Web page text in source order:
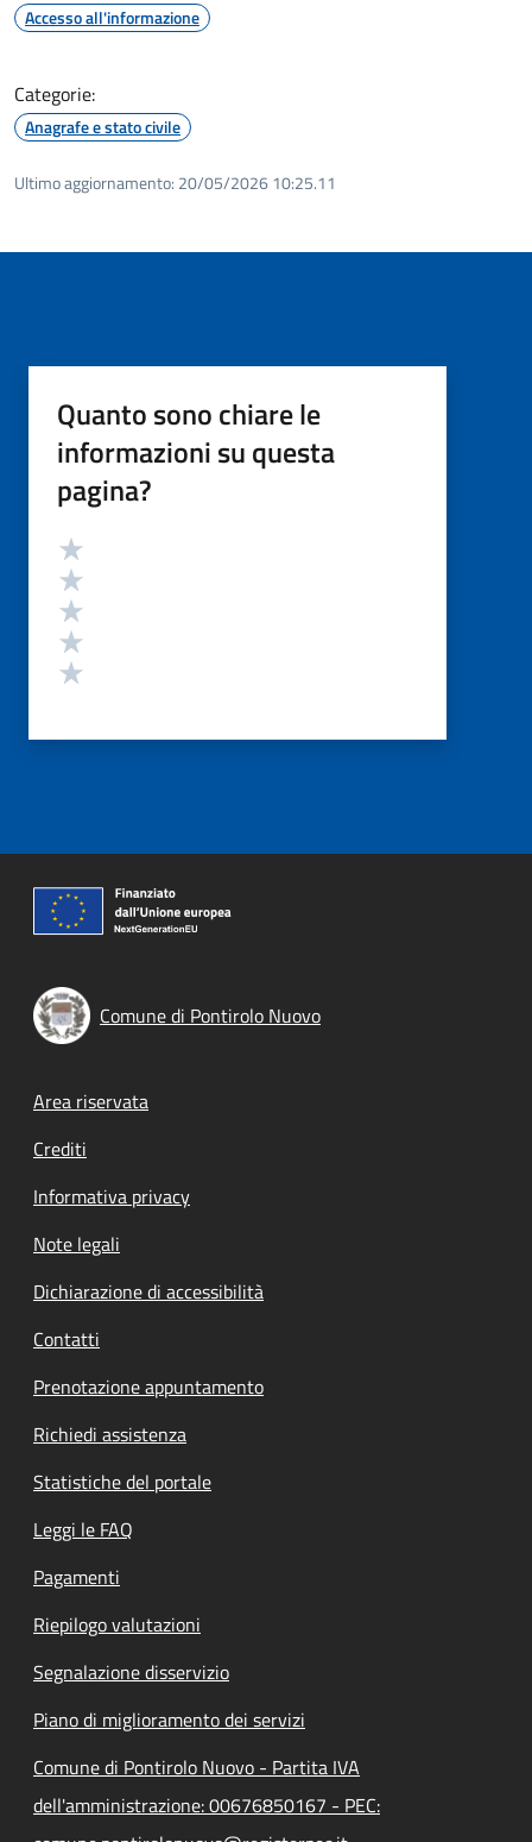
Accesso all'informazione
Categorie:
Anagrafe e stato civile
Ultimo aggiornamento: 20/05/2026 10:25.11
Quanto sono chiare le
informazioni su questa
pagina?
Valutazione
Comune di Pontirolo Nuovo
Footer menu
Area riservata
Crediti
Informativa privacy
Note legali
Dichiarazione di accessibilità
Contatti
Prenotazione appuntamento
Richiedi assistenza
Statistiche del portale
Leggi le FAQ
Pagamenti
Riepilogo valutazioni
Segnalazione disservizio
Piano di miglioramento dei servizi
Comune di Pontirolo Nuovo - Partita IVA
dell'amministrazione: 00676850167 - PEC: